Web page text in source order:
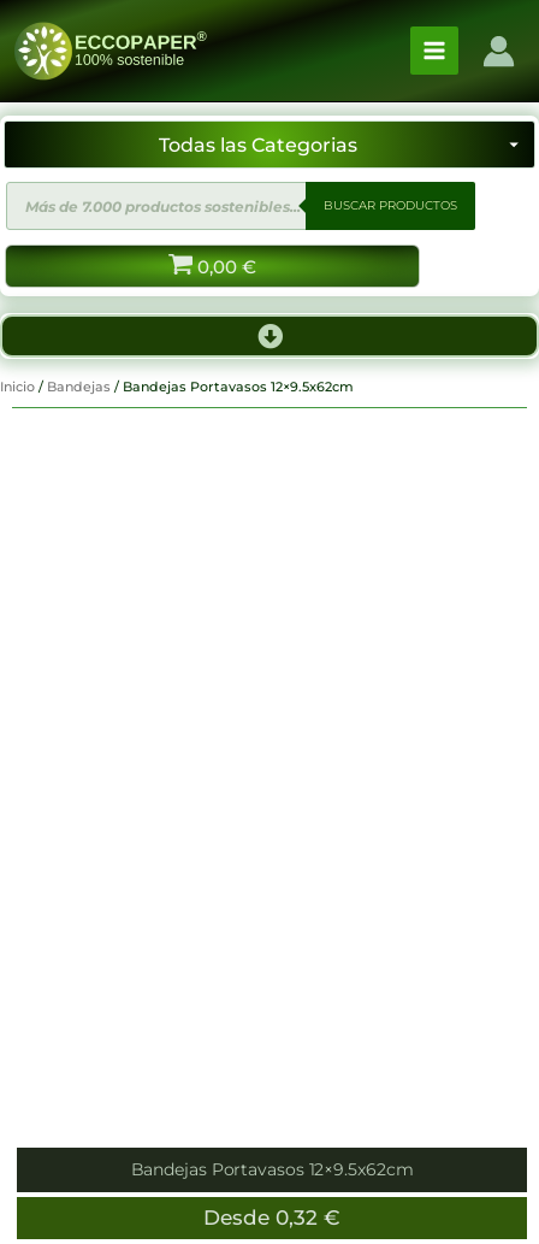
Ir
contenido
de
productos
BUSCAR PRODUCTOS
0,00 €
Inicio / Bandejas / Bandejas Portavasos 12×9.5x62cm
Bandejas Portavasos 12×9.5x62cm
Desde 0,32 €